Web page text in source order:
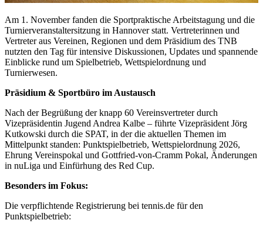
Am 1. November fanden die Sportpraktische Arbeitstagung und die
Turnierveranstaltersitzung in Hannover statt. Vertreterinnen und
Vertreter aus Vereinen, Regionen und dem Präsidium des TNB
nutzten den Tag für intensive Diskussionen, Updates und spannende
Einblicke rund um Spielbetrieb, Wettspielordnung und
Turnierwesen.
Präsidium & Sportbüro im Austausch
Nach der Begrüßung der knapp 60 Vereinsvertreter durch
Vizepräsidentin Jugend Andrea Kalbe – führte Vizepräsident Jörg
Kutkowski durch die SPAT, in der die aktuellen Themen im
Mittelpunkt standen: Punktspielbetrieb, Wettspielordnung 2026,
Ehrung Vereinspokal und Gottfried-von-Cramm Pokal, Änderungen
in nuLiga und Einfürhung des Red Cup.
Besonders im Fokus:
Die verpflichtende Registrierung bei tennis.de für den
Punktspielbetrieb: